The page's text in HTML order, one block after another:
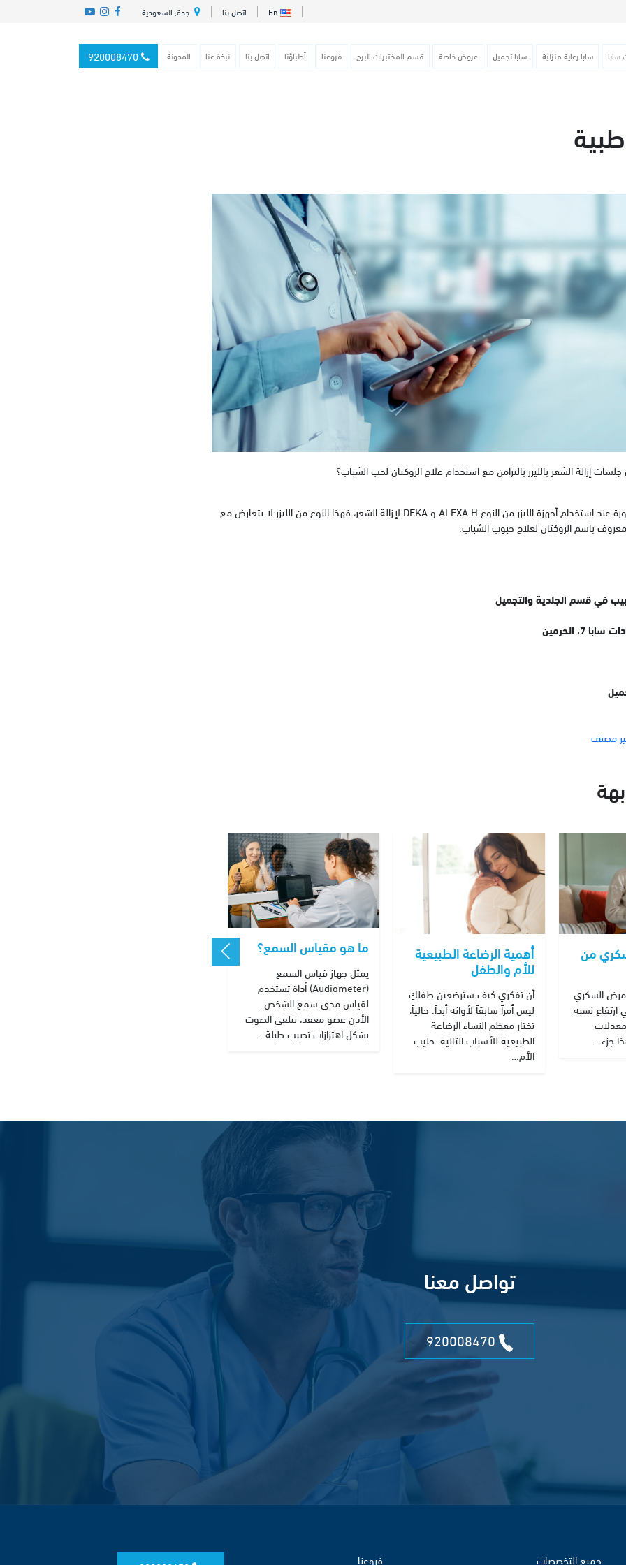
En اتصل بنا جدة, السعودية
سابا سابا رعاية منزلية سابا تجميل عروض خاصة قسم المختبرات البرج فروعنا أطباؤنا اتصل بنا نبذة عنا المدونة
إزالة الشعر بالليزر بالتزامن مع استخدام علاج الروكتان لحب الشباب؟
إجابة الطبيب: لا توجد خطورة عند استخدام أجهزة الليزر من النوع ALEXA H و DEKA لإزالة الشعر، فهذا النوع من الليزر لا يتعارض مع
باسم الروكتان لعلاج حبوب الشباب.
في قسم الجلدية والتجميل
7، الحرمين
مصنف
من
مرض السكري
ارتفاع نسبة
جزء…
أهمية الرضاعة الطبيعية
للأم والطفل
أن تفكري كيف سترضعين طفلكِ
ليس أمراً سابقاً لأوانه أبداً. حالياً،
تختار معظم النساء الرضاعة
الطبيعية للأسباب التالية: حليب
الأم…
ما هو مقياس السمع؟
يمثل جهاز قياس السمع
(Audiometer) أداة تستخدم
لقياس مدى سمع الشخص.
الأذن عضو معقد، تتلقى الصوت
بشكل اهتزازات تصيب طبلة…
تواصل معنا
جميع التخصصات فروعنا